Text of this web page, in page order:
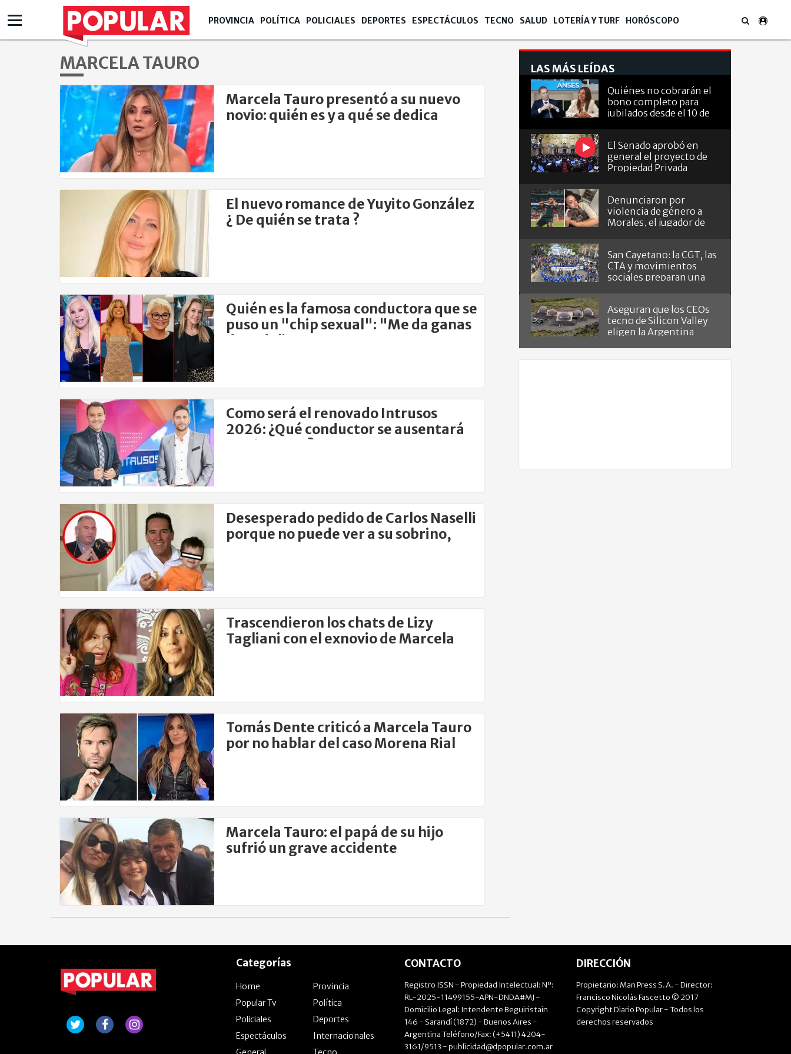
PROVINCIA POLÍTICA POLICIALES DEPORTES ESPECTÁCULOS TECNO SALUD LOTERÍA Y TURF HORÓSCOPO
MARCELA TAURO
Marcela Tauro presentó a su nuevo
novio: quién es y a qué se dedica
El nuevo romance de Yuyito González
¿ De quién se trata ?
Quién es la famosa conductora que se
puso un "chip sexual": "Me da ganas
de todo"
Como será el renovado Intrusos
2026: ¿Qué conductor se ausentará
en el verano?
Desesperado pedido de Carlos Naselli
porque no puede ver a su sobrino,
Trascendieron los chats de Lizy
Tagliani con el exnovio de Marcela
Tomás Dente criticó a Marcela Tauro
por no hablar del caso Morena Rial
Marcela Tauro: el papá de su hijo
sufrió un grave accidente
LAS MÁS LEÍDAS
Quiénes no cobrarán el
bono completo para
jubilados desde el 10 de
El Senado aprobó en
general el proyecto de
Propiedad Privada
Denunciaron por
violencia de género a
Morales, el jugador de
San Cayetano: la CGT, las
CTA y movimientos
sociales preparan una
Aseguran que los CEOs
tecno de Silicon Valley
eligen la Argentina
Categorías
Home
Provincia
Popular Tv
Política
Policiales
Deportes
Espectáculos
Internacionales
CONTACTO
Registro ISSN - Propiedad Intelectual: Nº:
RL-2025-11499155-APN-DNDA#MJ -
Domicilio Legal: Intendente Beguiristain
146 - Sarandí (1872) - Buenos Aires -
Argentina Teléfono/Fax: (+5411) 4204-
3161/9513 -publicidad@dpopular.com.ar
DIRECCIÓN
Propietario: Man Press S.A. - Director:
Francisco Nicolás Fascetto © 2017
Copyright Diario Popular - Todos los
derechos reservados